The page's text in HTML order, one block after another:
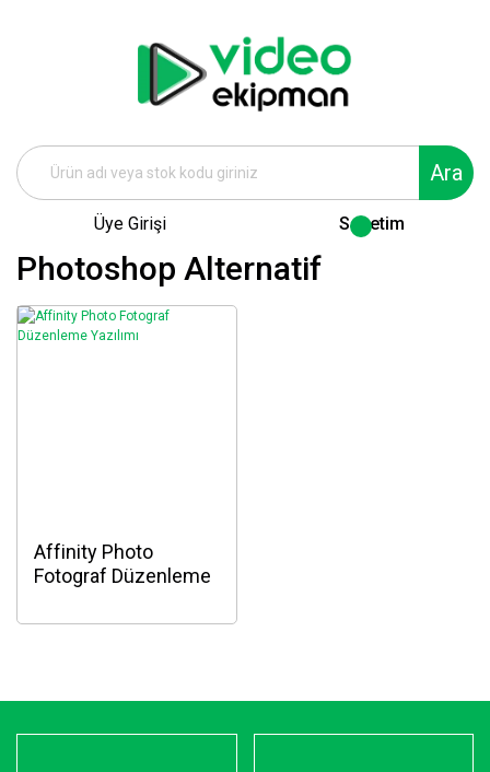
Ara
Üye Girişi Sepetim
Photoshop Alternatif
Affinity Photo
Fotograf Düzenleme